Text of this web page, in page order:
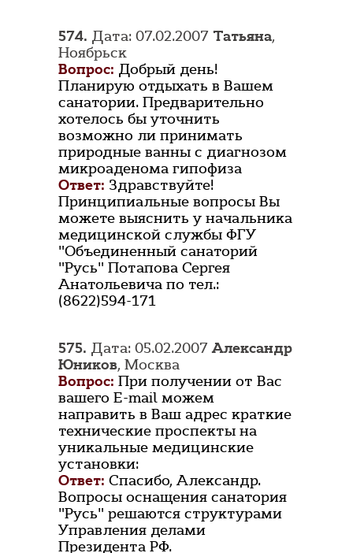
574. Дата: 07.02.2007 Татьяна,
Ноябрьск
Вопрос: Добрый день!
Планирую отдыхать в Вашем
санатории. Предварительно
хотелось бы уточнить
возможно ли принимать
природные ванны с диагнозом
микроаденома гипофиза
Ответ: Здравствуйте!
Принципиальные вопросы Вы
можете выяснить у начальника
медицинской службы ФГУ
"Объединенный санаторий
"Русь" Потапова Сергея
Анатольевича по тел.:
(8622)594-171
575. Дата: 05.02.2007Александр
Юников, Москва
Вопрос: При получении от Вас
вашего E-mail можем
направить в Ваш адрес краткие
технические проспекты на
уникальные медицинские
установки:
Ответ: Спасибо, Александр.
Вопросы оснащения санатория
"Русь" решаются структурами
Управления делами
Президента РФ.